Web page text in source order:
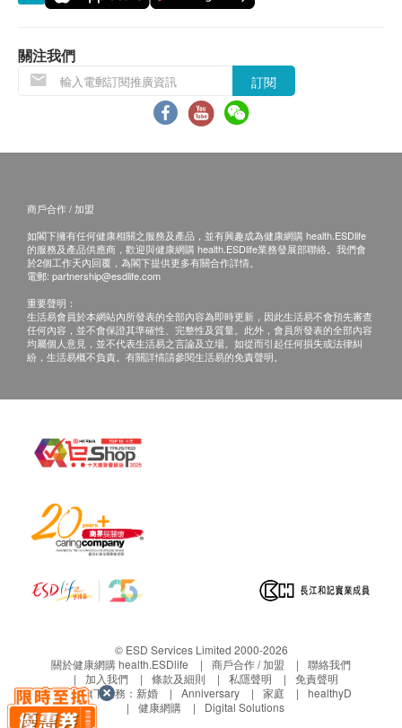
等)，而無法順利完成測試，本中心概不負責及退
訂購一經確認，不設更改已訂購的計劃，轉讓給第
三者及／或退款。
所有健康檢查/服務並非作為醫務診斷或治療用
health.ESDlife】並沒有經營或提供本服務/產品。
有關此服務/產品的錯漏或延誤，或因使用此服務/
網購health.ESDlife概不負責。一切有關的索償或
查詢，須向提供服務之體檢中心或商戶提出。
關注我們
訂閱
商戶合作 / 加盟
如閣下擁有任何健康相關之服務及產品，並有興趣成為健康網購 health.ESDlife
的服務及產品供應商，歡迎與健康網購 health.ESDlife業務發展部聯絡。我們會
於2個工作天內回覆，為閣下提供更多有關合作詳情。
電郵: partnership@esdlife.com
重要聲明：
生活易會員於本網站內所發表的全部內容為即時更新，因此生活易不會預先審查
任何內容，並不會保證其準確性、完整性及質量。此外，會員所發表的全部內容
均屬個人意見，並不代表生活易之言論及立場。如從而引起任何損失或法律糾
紛，生活易概不負責。有關詳情請參閱生活易的免責聲明。
© ESD Services Limited 2000-2026
關於健康網購 health.ESDlife
商戶合作 / 加盟
聯絡我們
加入我們
條款及細則 私隱聲明
免責聲明
生活易旗下業務： 新婚 Anniversary 家庭
healthyD
健康網購
Digital Solutions